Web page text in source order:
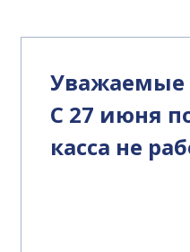
Уважаемые
С 27 июня
касса не